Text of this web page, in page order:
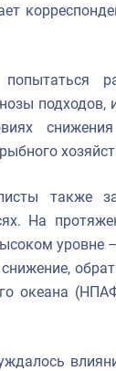
также
На
уровне
океана